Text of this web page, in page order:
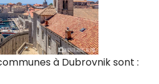
à Dubrovnik sont :